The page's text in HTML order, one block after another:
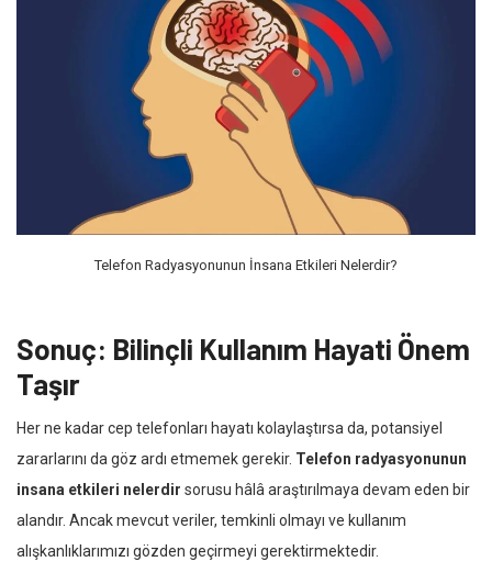
Telefon Radyasyonunun İnsana Etkileri Nelerdir?
Sonuç: Bilinçli Kullanım Hayati Önem
Taşır
Her ne kadar cep telefonları hayatı kolaylaştırsa da, potansiyel
zararlarını da göz ardı etmemek gerekir. Telefon radyasyonunun
insana etkileri nelerdir sorusu hâlâ araştırılmaya devam eden bir
alandır. Ancak mevcut veriler, temkinli olmayı ve kullanım
alışkanlıklarımızı gözden geçirmeyi gerektirmektedir.